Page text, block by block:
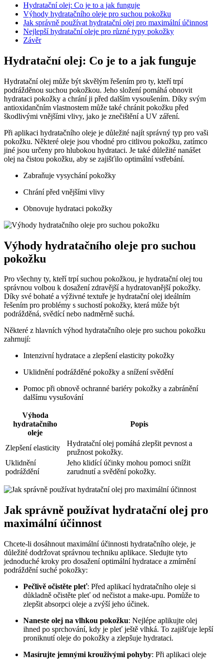
Hydratační olej: Co je to a jak funguje
Výhody hydratačního oleje pro suchou pokožku
Jak správně používat hydratační olej pro maximální účinnost
Nejlepší hydratační oleje pro různé typy pokožky
Závěr
Hydratační olej: Co je to a jak funguje
Hydratační olej může být skvělým řešením pro ty, kteří trpí
podrážděnou suchou pokožkou. Jeho složení pomáhá obnovit
hydrataci pokožky a chrání ji před dalším vysoušením. Díky svým
antioxidančním vlastnostem může také chránit pokožku před
škodlivými vnějšími vlivy, jako je znečištění a UV záření.
Při aplikaci hydratačního oleje je důležité najít správný typ pro vaši
pokožku. Některé oleje jsou vhodné pro citlivou pokožku, zatímco
jiné jsou určeny pro hlubokou hydrataci. Je také důležité nanášet
olej na čistou pokožku, aby se zajišťilo optimální vstřebání.
Zabraňuje vysychání pokožky
Chrání před vnějšími vlivy
Obnovuje hydrataci pokožky
Výhody hydratačního oleje pro suchou
pokožku
Pro všechny ty, kteří trpí suchou pokožkou, je hydratační olej tou
správnou volbou k dosažení zdravější a hydratovanější pokožky.
Díky své bohaté a výživné textuře je hydratační olej ideálním
řešením pro problémy s suchostí pokožky, která může být
podrážděná, svědící nebo nadměrně suchá.
Některé z hlavních výhod hydratačního oleje pro suchou pokožku
zahrnují:
Intenzivní hydratace a zlepšení elasticity pokožky
Uklidnění podrážděné pokožky a snížení svědění
Pomoc při obnově ochranné bariéry pokožky a zabránění
dalšímu vysušování
Výhoda
hydratačního
oleje
Popis
Zlepšení elasticity
Hydratační olej pomáhá zlepšit pevnost a
pružnost pokožky.
Uklidnění
podráždění
Jeho klidící účinky mohou pomoci snížit
zarudnutí a svědění pokožky.
Jak správně používat hydratační olej pro
maximální účinnost
Chcete-li dosáhnout maximální účinnosti hydratačního oleje, je
důležité dodržovat správnou techniku aplikace. Sledujte tyto
jednoduché kroky pro dosažení optimální hydratace a zmírnění
podráždění suché pokožky:
Pečlivě očistěte pleť: Před aplikací hydratačního oleje si
důkladně očistěte pleť od nečistot a make-upu. Pomůže to
zlepšit absorpci oleje a zvýší jeho účinek.
Naneste olej na vlhkou pokožku: Nejlépe aplikujte olej
ihned po sprchování, kdy je pleť ještě vlhká. To zajišťuje lepší
proniknutí oleje do pokožky a zlepšuje hydrataci.
Masírujte jemnými krouživými pohyby: Při aplikaci oleje